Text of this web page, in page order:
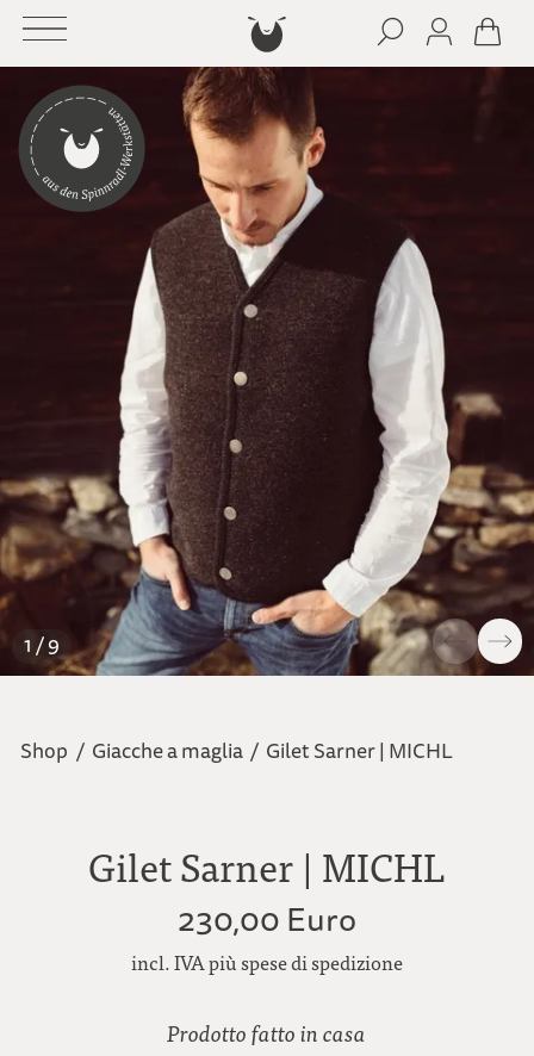
1 / 9
Shop / Giacche a maglia / Gilet Sarner | MICHL
Gilet Sarner | MICHL
230,00 Euro
incl. IVA più spese di spedizione
Prodotto fatto in casa